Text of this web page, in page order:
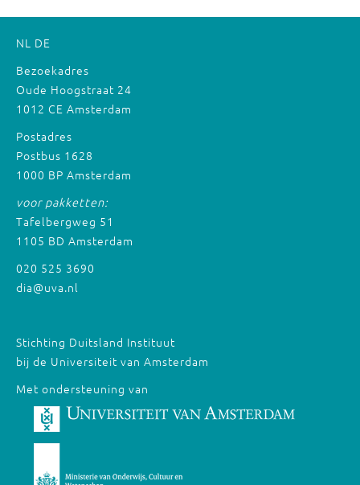
NL DE
Bezoekadres
Oude Hoogstraat 24
1012 CE Amsterdam
Postadres
Postbus 1628
1000 BP Amsterdam
voor pakketten:
Tafelbergweg 51
1105 BD Amsterdam
020 525 3690
dia@uva.nl
Stichting Duitsland Instituut
bij de Universiteit van Amsterdam
Met ondersteuning van